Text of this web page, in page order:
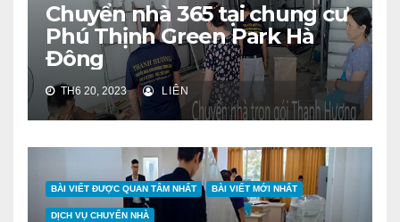
Chuyển nhà 365 tại chung cư
Phú Thịnh Green Park Hà
Đông
TH6 20, 2023 LIÊN
BÀI VIẾT ĐƯỢC QUAN TÂM NHẤT BÀI VIẾT MỚI NHẤT
DỊCH VỤ CHUYỂN NHÀ